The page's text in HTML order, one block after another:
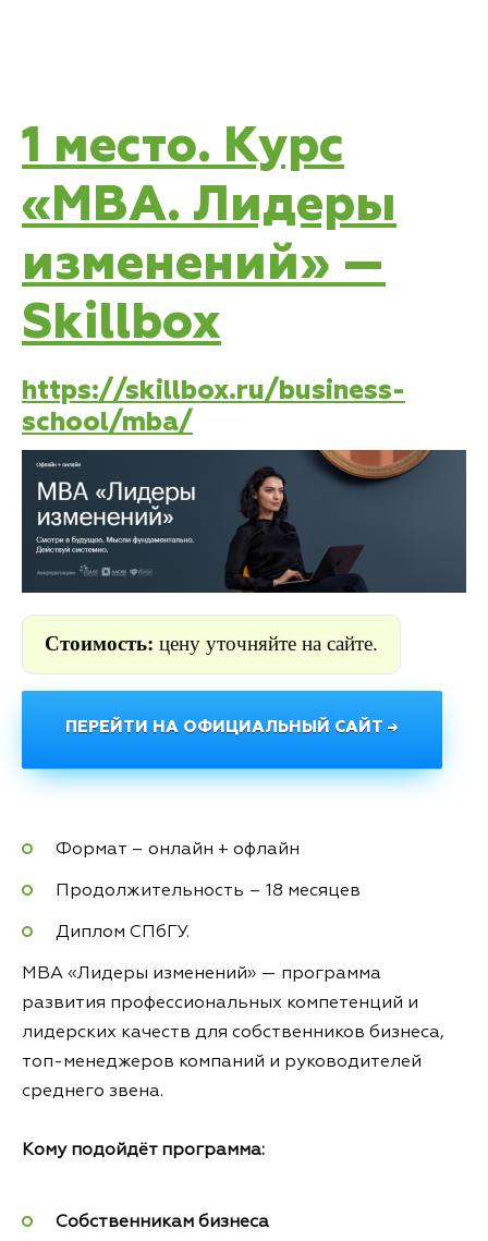
1 место. Курс
«MBA. Лидеры
изменений» —
Skillbox
https://skillbox.ru/business-
school/mba/
Стоимость: цену уточняйте на сайте.
ПЕРЕЙТИ НА ОФИЦИАЛЬНЫЙ САЙТ →
Формат – онлайн + офлайн
Продолжительность – 18 месяцев
Диплом СПбГУ.
МВА «Лидеры изменений» — программа
развития профессиональных компетенций и
лидерских качеств для собственников бизнеса,
топ-менеджеров компаний и руководителей
среднего звена.
Кому подойдёт программа:
Собственникам бизнеса